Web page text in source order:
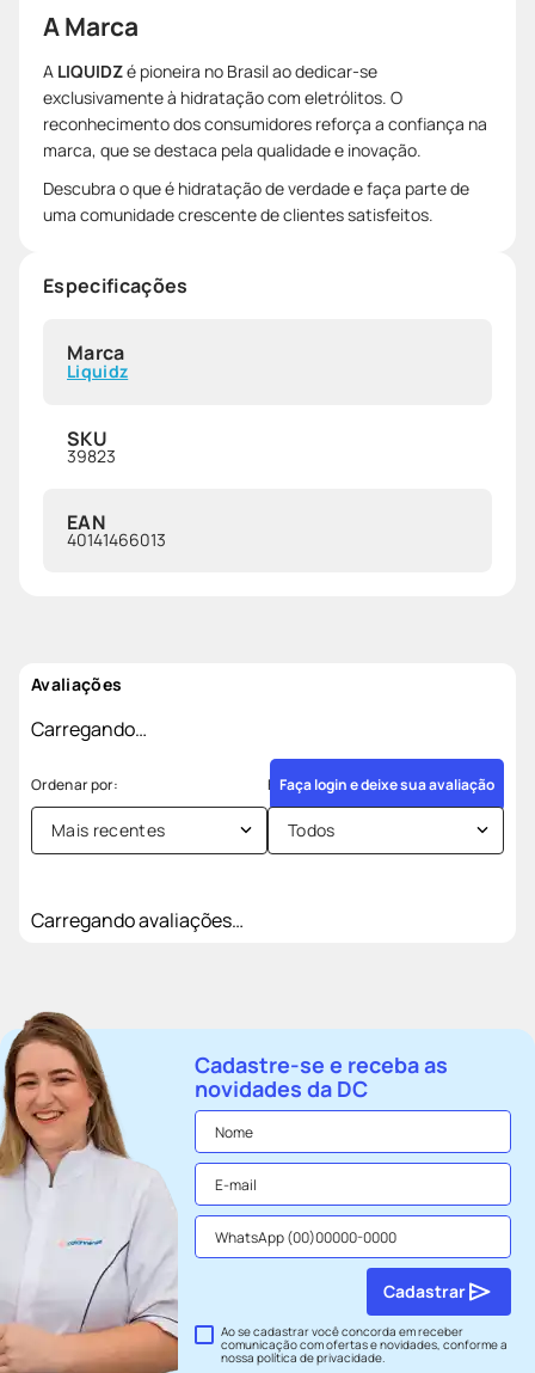
A Marca
A LIQUIDZé pioneira no Brasil ao dedicar-se
exclusivamente à hidratação com eletrólitos. O
reconhecimento dos consumidores reforça a confiança na
marca, que se destaca pela qualidade e inovação.
Descubra o que é hidratação de verdade e faça parte de
uma comunidade crescente de clientes satisfeitos.
Especificações
Marca
Liquidz
SKU
39823
EAN
40141466013
Avaliações
Carregando…
Faça login e deixe sua avaliação
Mais recentes Todos
Carregando avaliações…
Cadastre-se e receba as
novidades da DC
Ao se cadastrar você concorda em receber
comunicação com ofertas e novidades, conforme a
nossapolítica de privacidade.
Cadastrar